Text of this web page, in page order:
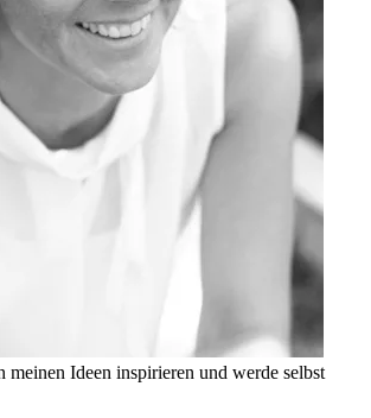
meinen Ideen inspirieren und werde selbst